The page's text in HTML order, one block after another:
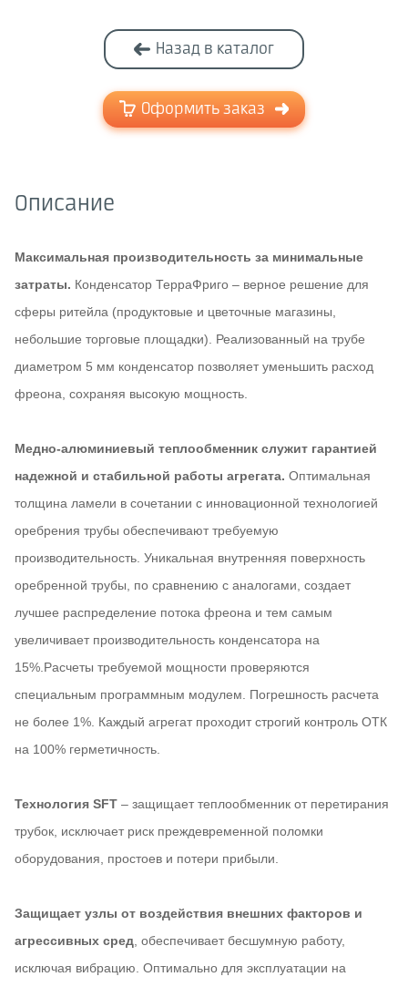
Назад в каталог
Оформить заказ
Описание
Максимальная производительность за минимальные
затраты. Конденсатор ТерраФриго – верное решение для
сферы ритейла (продуктовые и цветочные магазины,
небольшие торговые площадки). Реализованный на трубе
диаметром 5 мм конденсатор позволяет уменьшить расход
фреона, сохраняя высокую мощность.
Медно-алюминиевый теплообменник служит гарантией
надежной и стабильной работы агрегата. Оптимальная
толщина ламели в сочетании с инновационной технологией
оребрения трубы обеспечивают требуемую
производительность. Уникальная внутренняя поверхность
оребренной трубы, по сравнению с аналогами, создает
лучшее распределение потока фреона и тем самым
увеличивает производительность конденсатора на
15%.Расчеты требуемой мощности проверяются
специальным программным модулем. Погрешность расчета
не более 1%. Каждый агрегат проходит строгий контроль ОТК
на 100% герметичность.
Технология SFT – защищает теплообменник от перетирания
трубок, исключает риск преждевременной поломки
оборудования, простоев и потери прибыли.
Защищает узлы от воздействия внешних факторов и
агрессивных сред , обеспечивает бесшумную работу,
исключая вибрацию. Оптимально для эксплуатации на